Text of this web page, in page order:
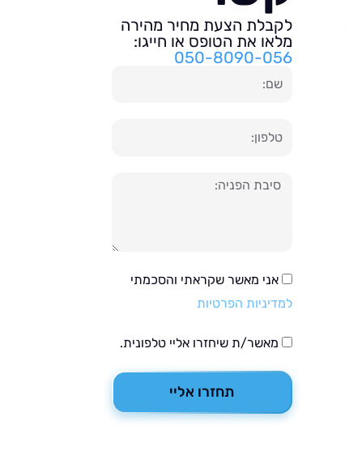
לקבלת הצעת מחיר מהירה
מלאו את הטופס או חייגו:
050-8090-056
טלפון
הודעה
אני מאשר שקראתי והסכמתי
למדיניות הפרטיות
מאשר/ת שיחזרו אליי טלפונית.
תחזרו אליי